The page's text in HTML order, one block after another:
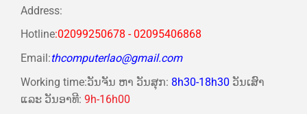
Address:
Hotline:02099250678 - 02095406868
Email:thcomputerlao@gmail.com
Working time:ວັນຈັນ ຫາ ວັນສຸກ: 8h30-18h30 ວັນເສົາ
ແລະ ວັນອາທີ: 9h-16h00